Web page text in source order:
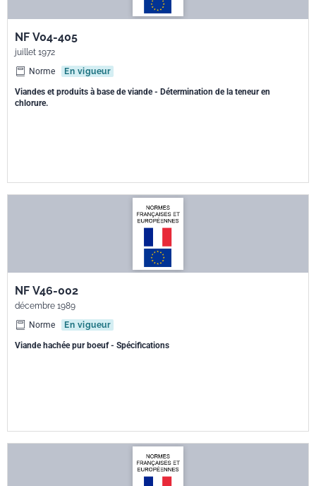
NF V04-405
juillet 1972
Norme
En vigueur
Viandes et produits à base de viande - Détermination de la teneur en
chlorure.
NF V46-002
décembre 1989
Norme
En vigueur
Viande hachée pur boeuf - Spécifications